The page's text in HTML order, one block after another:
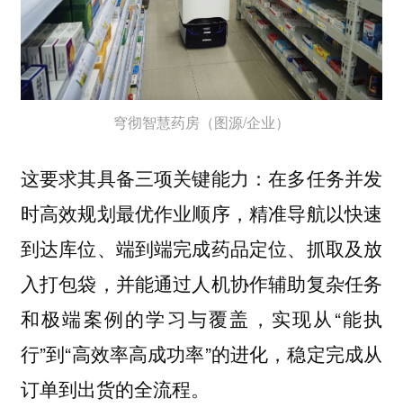
穹彻智慧药房（图源/企业）
这要求其具备三项关键能力：在多任务并发
时高效规划最优作业顺序，精准导航以快速
到达库位、端到端完成药品定位、抓取及放
入打包袋，并能通过人机协作辅助复杂任务
和极端案例的学习与覆盖，实现从“能执
行”到“高效率高成功率”的进化，稳定完成从
订单到出货的全流程。